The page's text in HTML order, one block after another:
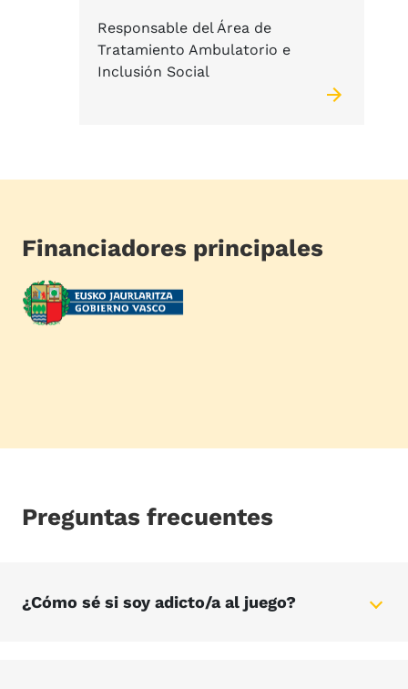
Responsable del Área de
Tratamiento Ambulatorio e
Inclusión Social
Financiadores principales
Preguntas frecuentes
¿Cómo sé si soy adicto/a al juego?